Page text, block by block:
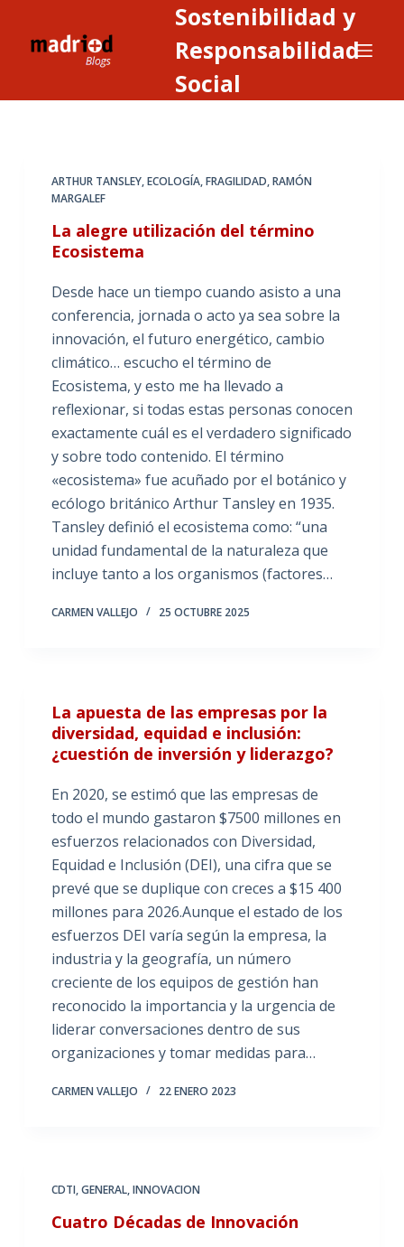
Sostenibilidad y
Responsabilidad
Social
ARTHUR TANSLEY,ECOLOGÍA,FRAGILIDAD,RAMÓN
MARGALEF
La alegre utilización del término
Ecosistema
Desde hace un tiempo cuando asisto a una
conferencia, jornada o acto ya sea sobre la
innovación, el futuro energético, cambio
climático… escucho el término de
Ecosistema, y esto me ha llevado a
reflexionar, si todas estas personas conocen
exactamente cuál es el verdadero significado
y sobre todo contenido. El término
«ecosistema» fue acuñado por el botánico y
ecólogo británico Arthur Tansley en 1935.
Tansley definió el ecosistema como: “una
unidad fundamental de la naturaleza que
incluye tanto a los organismos (factores…
CARMEN VALLEJO 25 OCTUBRE 2025
La apuesta de las empresas por la
diversidad, equidad e inclusión:
¿cuestión de inversión y liderazgo?
En 2020, se estimó que las empresas de
todo el mundo gastaron $7500 millones en
esfuerzos relacionados con Diversidad,
Equidad e Inclusión (DEI), una cifra que se
prevé que se duplique con creces a $15 400
millones para 2026.Aunque el estado de los
esfuerzos DEI varía según la empresa, la
industria y la geografía, un número
creciente de los equipos de gestión han
reconocido la importancia y la urgencia de
liderar conversaciones dentro de sus
organizaciones y tomar medidas para…
CARMEN VALLEJO 22 ENERO 2023
CDTI,GENERAL,INNOVACION
Cuatro Décadas de Innovación